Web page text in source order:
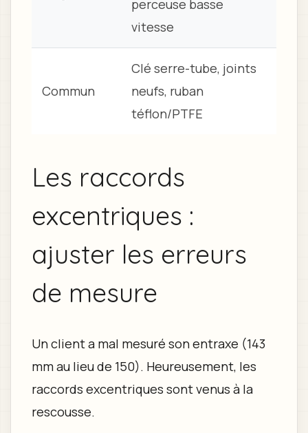
perceuse basse
vitesse
Commun
Clé serre-tube, joints
neufs, ruban
téflon/PTFE
Les raccords
excentriques :
ajuster les erreurs
de mesure
Un client a mal mesuré son entraxe (143
mm au lieu de 150). Heureusement, les
raccords excentriques sont venus à la
rescousse.